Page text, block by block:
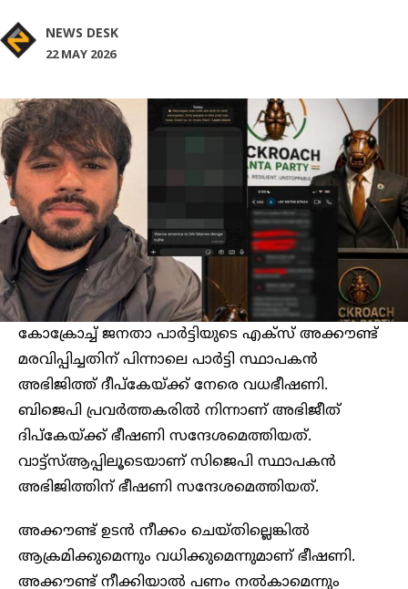
NEWS DESK
22 MAY 2026
കോക്രോച്ച് ജനതാ പാർട്ടിയുടെ എക്സ് അക്കൗണ്ട്
മരവിപ്പിച്ചതിന് പിന്നാലെ പാര്‍ട്ടി സ്ഥാപകൻ
അഭിജിത്ത് ദീപ്കേയ്ക്ക് നേരെ വധഭീഷണി.
ബിജെപി പ്രവര്‍ത്തകരില്‍ നിന്നാണ് അഭിജീത്
ദിപ്കേയ്ക്ക് ഭീഷണി സന്ദേശമെത്തിയത്.
വാട്ട്‌സ്ആപ്പിലൂടെയാണ് സിജെപി സ്ഥാപകൻ
അഭിജിത്തിന് ഭീഷണി സന്ദേശമെത്തിയത്.
അക്കൗണ്ട് ഉടന്‍ നീക്കം ചെയ്തില്ലെങ്കില്‍
ആക്രമിക്കുമെന്നും വധിക്കുമെന്നുമാണ് ഭീഷണി.
അക്കൗണ്ട് നീക്കിയാല്‍ പണം നല്‍കാമെന്നും